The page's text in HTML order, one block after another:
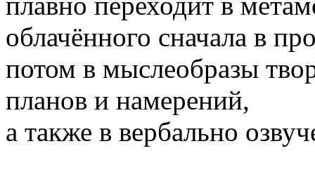
облачённого сначала в
потом в мыслеобразы
планов и намерений,
а также в вербально